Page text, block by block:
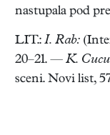
nastupala pod
LIT.: I. Rab:
20–21. — K.
sceni. Novi list,